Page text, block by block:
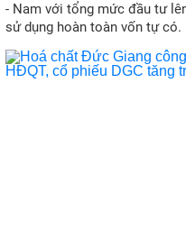
- Nam với tổng mức đầu tư
sử dụng hoàn toàn vốn tự có.